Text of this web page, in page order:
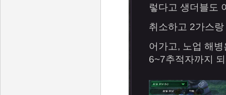
렇다고 생더블도
취소하고 2가스
어가고, 노업 해
6~7추적자까지